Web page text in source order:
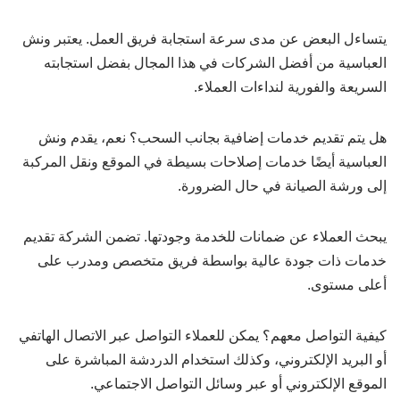
يتساءل البعض عن مدى سرعة استجابة فريق العمل. يعتبر ونش
العباسية من أفضل الشركات في هذا المجال بفضل استجابته
السريعة والفورية لنداءات العملاء.
هل يتم تقديم خدمات إضافية بجانب السحب؟ نعم، يقدم ونش
العباسية أيضًا خدمات إصلاحات بسيطة في الموقع ونقل المركبة
إلى ورشة الصيانة في حال الضرورة.
يبحث العملاء عن ضمانات للخدمة وجودتها. تضمن الشركة تقديم
خدمات ذات جودة عالية بواسطة فريق متخصص ومدرب على
أعلى مستوى.
كيفية التواصل معهم؟ يمكن للعملاء التواصل عبر الاتصال الهاتفي
أو البريد الإلكتروني، وكذلك استخدام الدردشة المباشرة على
الموقع الإلكتروني أو عبر وسائل التواصل الاجتماعي.